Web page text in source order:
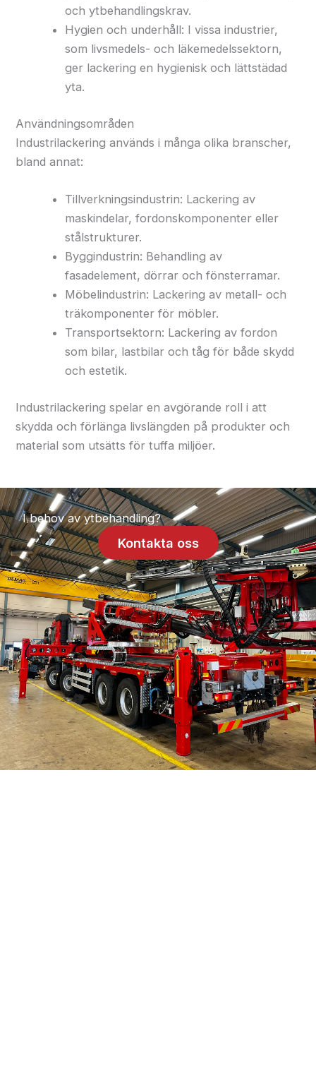
och ytbehandlingskrav.
Hygien och underhåll: I vissa industrier,
som livsmedels- och läkemedelssektorn,
ger lackering en hygienisk och lättstädad
yta.
Användningsområden
Industrilackering används i många olika branscher,
bland annat:
Tillverkningsindustrin: Lackering av
maskindelar, fordonskomponenter eller
stålstrukturer.
Byggindustrin: Behandling av
fasadelement, dörrar och fönsterramar.
Möbelindustrin: Lackering av metall- och
träkomponenter för möbler.
Transportsektorn: Lackering av fordon
som bilar, lastbilar och tåg för både skydd
och estetik.
Industrilackering spelar en avgörande roll i att
skydda och förlänga livslängden på produkter och
material som utsätts för tuffa miljöer.
I behov av ytbehandling?
Kontakta oss